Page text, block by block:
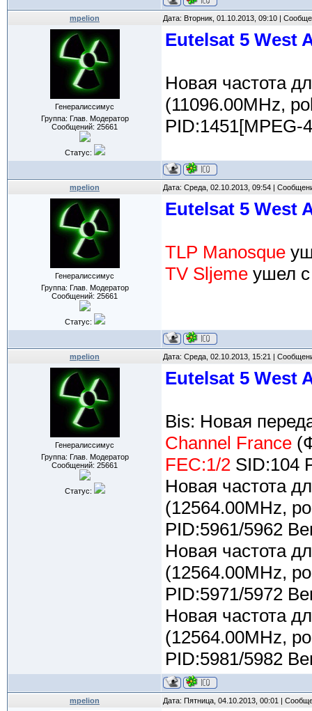
mpelion Дата: Вторник, 01.10.2013, 09:10 |
Генералиссимус
Группа: Глав. Модератор
Сообщений: 25661
Статус:
Eutelsat 5 West
Новая частота
(11096.00MHz,
mpelion Дата: Среда, 02.10.2013, 09:54 |
Генералиссимус
Группа: Глав. Модератор
Сообщений: 25661
Статус:
Eutelsat 5 West
TLP Manosque
TV Sljeme ушел
mpelion Дата: Среда, 02.10.2013, 15:21 |
Генералиссимус
Группа: Глав. Модератор
Сообщений: 25661
Статус:
Eutelsat 5 West
Bis: Новая
Channel France
FEC:1/2 SID:104
Новая частота
(12564.00MHz,
PID:5961/5962
Новая частота
(12564.00MHz,
PID:5971/5972
Новая частота
(12564.00MHz,
PID:5981/5982
mpelion Дата: Пятница, 04.10.2013, 00:01 |